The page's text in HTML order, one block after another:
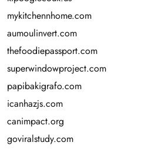
mykitchennhome.com
aumoulinvert.com
thefoodiepassport.com
superwindowproject.com
papibakigrafo.com
icanhazjs.com
canimpact.org
goviralstudy.com